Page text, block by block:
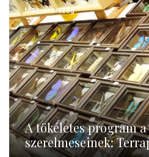
Magyarország
A tökéletes program
szerelmeseinek: